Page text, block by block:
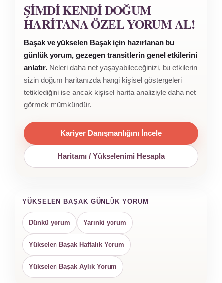
ŞIMDI KENDI DOĞUM
HARITANA ÖZEL YORUM AL!
Başak ve yükselen Başak için hazırlanan bu
günlük yorum, gezegen transitlerin genel etkilerini
anlatır. Neleri daha net yaşayabileceğinizi, bu etkilerin
sizin doğum haritanızda hangi kişisel göstergeleri
tetiklediğini ise ancak kişisel harita analiziyle daha net
görmek mümkündür.
Kariyer Danışmanlığını İncele
Haritamı / Yükselenimi Hesapla
YÜKSELEN BAŞAK GÜNLÜK YORUM
Dünkü yorum Yarınki yorum
Yükselen Başak Haftalık Yorum
Yükselen Başak Aylık Yorum